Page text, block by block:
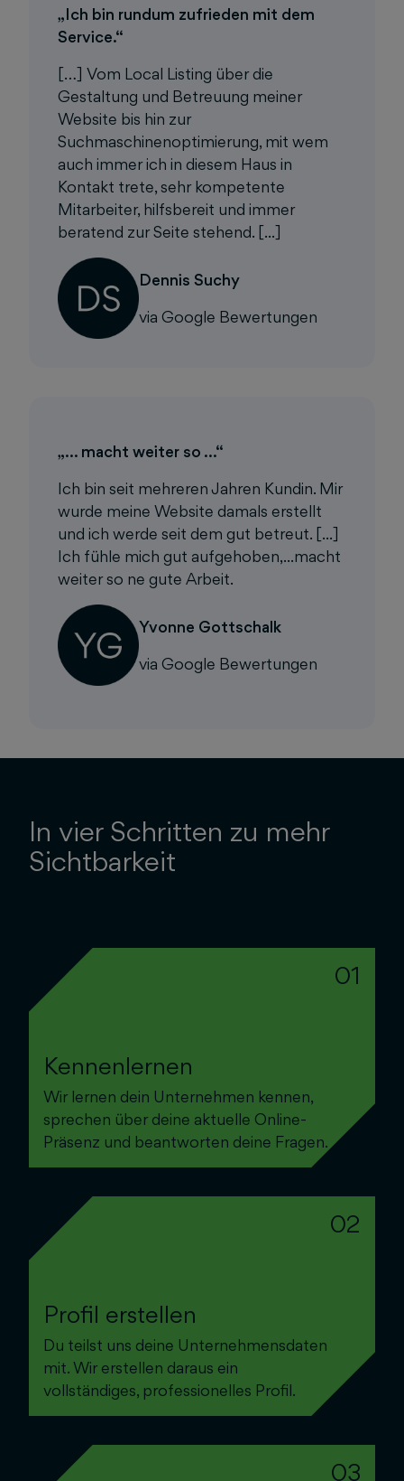
„Ich bin rundum zufrieden mit dem
Service.“
[…] Vom Local Listing über die
Gestaltung und Betreuung meiner
Website bis hin zur
Suchmaschinenoptimierung, mit wem
auch immer ich in diesem Haus in
Kontakt trete, sehr kompetente
Mitarbeiter, hilfsbereit und immer
beratend zur Seite stehend. [...]
Dennis Suchy
via Google Bewertungen
„… macht weiter so …“
Ich bin seit mehreren Jahren Kundin. Mir
wurde meine Website damals erstellt
und ich werde seit dem gut betreut. [...]
Ich fühle mich gut aufgehoben,...macht
weiter so ne gute Arbeit.
Yvonne Gottschalk
via Google Bewertungen
In vier Schritten zu mehr
Sichtbarkeit
01
Kennenlernen
Wir lernen dein Unternehmen kennen,
sprechen über deine aktuelle Online-
Präsenz und beantworten deine Fragen.
02
Profil erstellen
Du teilst uns deine Unternehmensdaten
mit. Wir erstellen daraus ein
vollständiges, professionelles Profil.
03